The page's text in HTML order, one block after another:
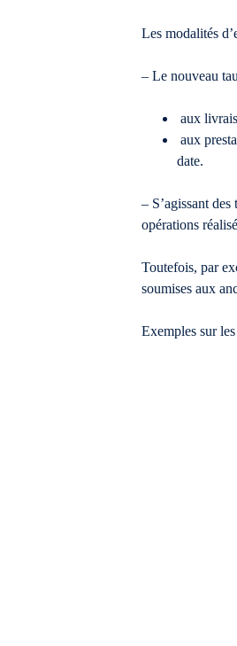
Les modalités
– Le nouveau
aux
aux
date.
– S’agissant
opérations
Toutefois, par
soumises aux
Exemples sur